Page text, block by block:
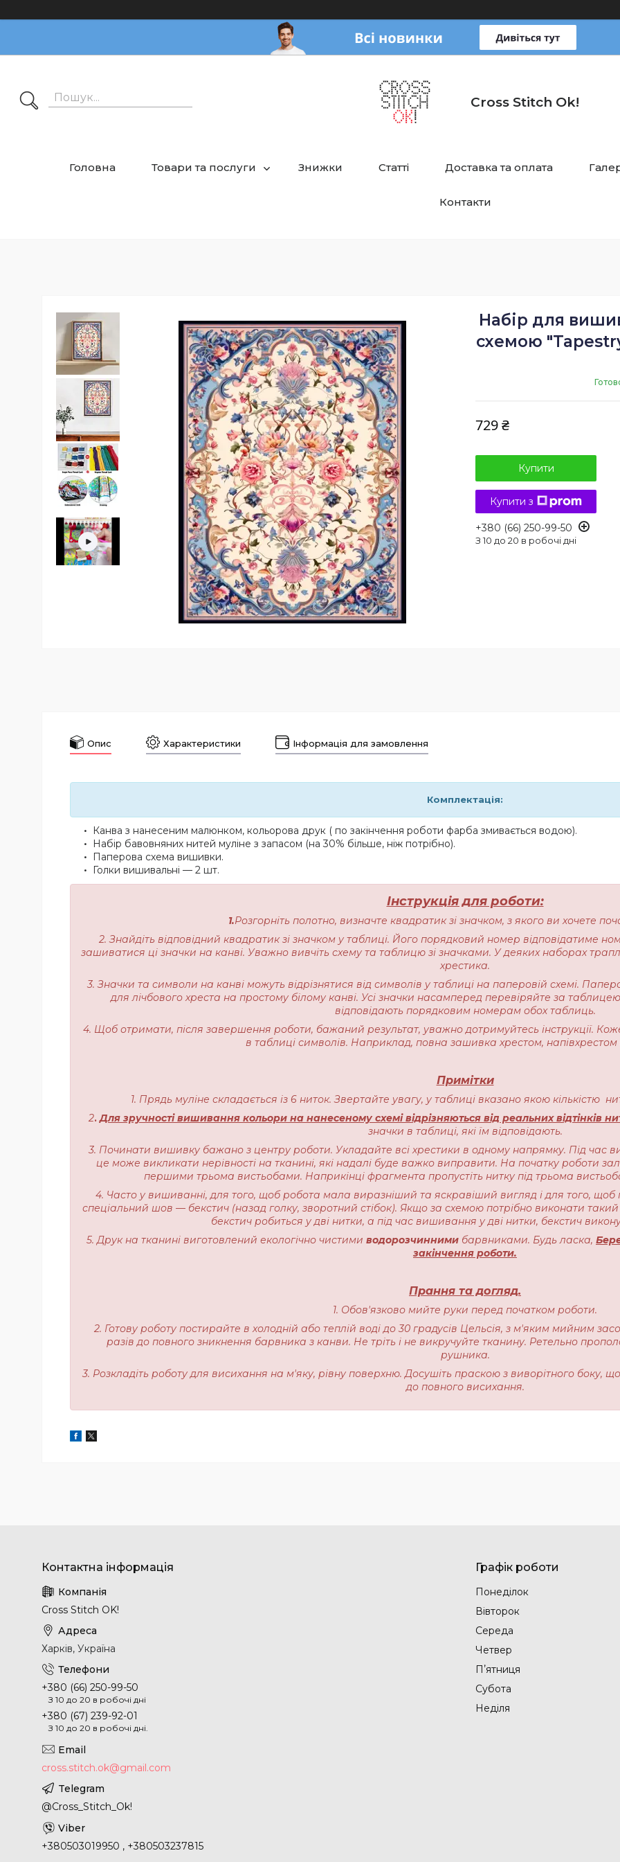
Cross Stitch Ok!
Головна Товари та послуги Знижки Статті Доставка та оплата
Контакти
Набір для
схемою
729 ₴
Купити
Купити з
+380 (66) 250-99-50
З 10 до 20 в робочі дні
Опис Характеристики Інформація для замовлення
Комплектація:
Канва з нанесеним малюнком, кольорова друк ( по закінчення роботи фарба змивається водою).
Набір бавовняних нитей муліне з запасом (на 30% більше, ніж потрібно).
Паперова схема вишивки.
Голки вишивальні — 2 шт.
Інструкція для роботи:
1.Розгорніть полотно, визначте квадратик зі значком, з якого ви хочете
2. Знайдіть відповідний квадратик зі значком у таблиці. Його порядковий номер відповідатиме
зашиватися ці значки на канві. Уважно вивчіть схему та таблицю зі значками. У деяких наборах
хрестика.
3. Значки та символи на канві можуть відрізнятися від символів у таблиці на паперовій схемі.
для лічбового хреста на простому білому канві. Усі значки насамперед перевіряйте за
відповідають порядковим номерам обох таблиць.
4. Щоб отримати, після завершення роботи, бажаний результат, уважно дотримуйтесь інструкції.
в таблиці символів. Наприклад, повна зашивка хрестом, напівхрестом
Примітки
1. Прядь муліне складається із 6 ниток. Звертайте увагу, у таблиці вказано якою кількістю
2.Для зручності вишивання кольори на нанесеному схемі відрізняються від реальних відтінків
значки в таблиці, які їм відповідають.
3. Починати вишивку бажано з центру роботи. Укладайте всі хрестики в одному напрямку. Під час
це може викликати нерівності на тканині, які надалі буде важко виправити. На початку роботи
першими трьома вистьобами. Наприкінці фрагмента пропустіть нитку під трьома
4. Часто у вишиванні, для того, щоб робота мала виразніший та яскравіший вигляд і для того, щоб
спеціальний шов — бекстич (назад голку, зворотний стібок). Якщо за схемою потрібно виконати
бекстич робиться у дві нитки, а під час вишивання у дві нитки, бекстич
5. Друк на тканині виготовлений екологічно чистими водорозчинними барвниками. Будь ласка,
закінчення роботи.
Прання та догляд.
1. Обов'язково мийте руки перед початком роботи.
2. Готову роботу постирайте в холодній або теплій воді до 30 градусів Цельсія, з м'яким мийним
разів до повного зникнення барвника з канви. Не тріть і не викручуйте тканину. Ретельно
рушника.
3. Розкладіть роботу для висихання на м'яку, рівну поверхню. Досушіть праскою з виворітного боку,
до повного висихання.
Cross Stitch OK!
Харків, Україна
+380 (66) 250-99-50
З 10 до 20 в робочі дні
+380 (67) 239-92-01
З 10 до 20 в робочі дні.
cross.stitch.ok@gmail.com
@Cross_Stitch_Ok!
+380503019950 , +380503237815
Графік роботи
Понеділок
Вівторок
Середа
Четвер
Пʼятниця
Субота
Неділя